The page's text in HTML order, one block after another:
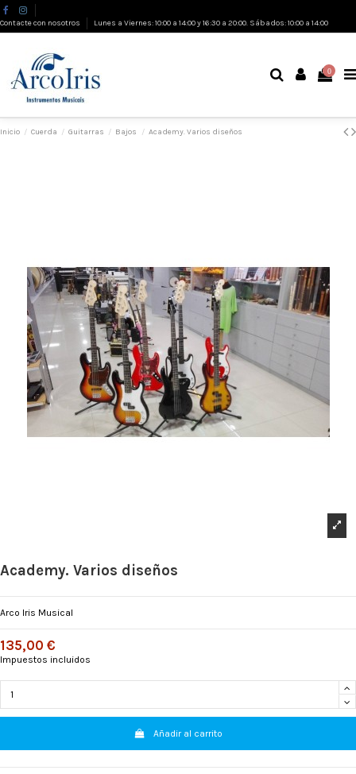
Contacte con nosotros Lunes a Viernes: 10:00 a 14:00 y 16:30 a 20:00. Sábados: 10:00 a 14:00
0
Inicio Cuerda Guitarras Bajos Academy. Varios diseños
Academy. Varios diseños
Arco Iris Musical
135,00 €
Impuestos incluidos
Añadir al carrito